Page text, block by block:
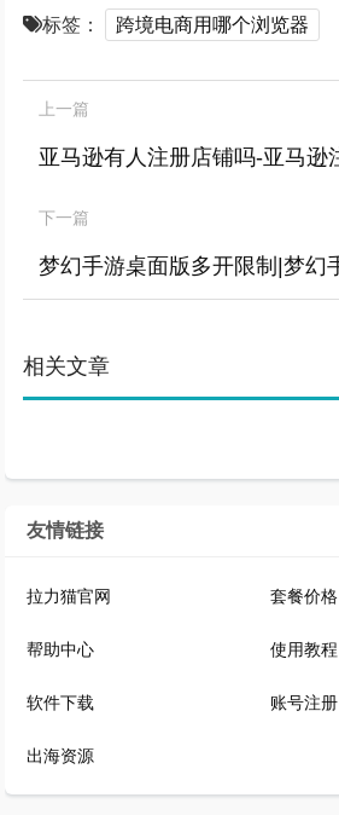
标签：
跨境电商用哪个浏览器
上一篇
下一篇
相关文章
友情链接
拉力猫官网 套餐价格
帮助中心 使用教程
软件下载 账号注册
出海资源